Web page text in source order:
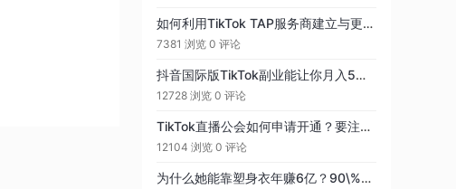
如何利用TikTok TAP服务商建立与更多达人的合作，助力TikTok Shop销量增长
7381 浏览 0 评论
抖音国际版TikTok副业能让你月入5万？我这几年的经历值得你参考
12728 浏览 0 评论
TikTok直播公会如何申请开通？要注意什么？
12104 浏览 0 评论
为什么她能靠塑身衣年赚6亿？90\%卖家忽略了这3个关键点！